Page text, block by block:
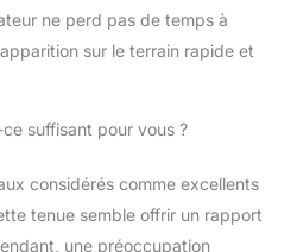
ne perd pas de temps à
sur le terrain rapide et
suffisant pour vous ?
considérés comme excellents
tenue semble offrir un rapport
une préoccupation